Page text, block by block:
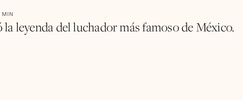
MIN
leyenda del luchador más famoso de México.